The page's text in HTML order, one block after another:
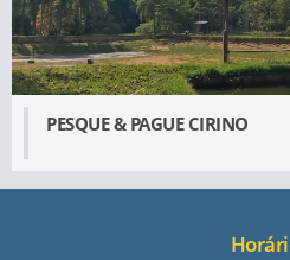
PESQUE & PAGUE CIRINO